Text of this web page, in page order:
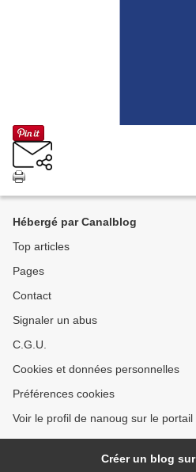
Hébergé par Canalblog
Top articles
Pages
Contact
Signaler un abus
C.G.U.
Cookies et données personnelles
Préférences cookies
Voir le profil de nanoug sur le portail
Créer un blog